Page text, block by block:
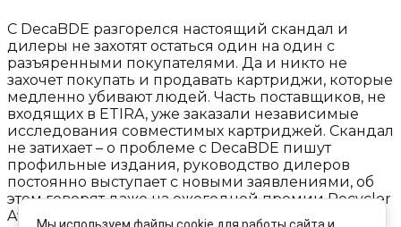
С DecaBDE разгорелся настоящий скандал и
дилеры не захотят остаться один на один с
разъяренными покупателями. Да и никто не
захочет покупать и продавать картриджи, которые
медленно убивают людей. Часть поставщиков, не
входящих в ETIRA, уже заказали независимые
исследования совместимых картриджей. Скандал
не затихает – о проблеме с DecaBDE пишут
профильные издания, руководство дилеров
постоянно выступает с новыми заявлениями, об
этом говорят даже на ежегодной премии Recycler
Award.